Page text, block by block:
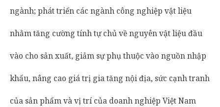
ngành; phát triển các ngành công nghiệp vật liệu
nhằm tăng cường tính tự chủ về nguyên vật liệu đầu
vào cho sản xuất, giảm sự phụ thuộc vào nguồn nhập
khẩu, nâng cao giá trị gia tăng nội địa, sức cạnh tranh
của sản phẩm và vị trí của doanh nghiệp Việt Nam